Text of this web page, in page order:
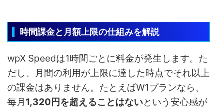
時間課金と月額上限の仕組みを解説
wpX Speedは1時間ごとに料金が発生します。た
だし、月間の利用が上限に達した時点でそれ以上
の課金はありません。たとえばW1プランなら、
毎月 1,320円を超えることはないという安心感が